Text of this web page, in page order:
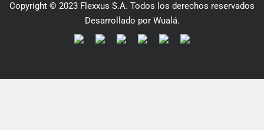
Copyright © 2023 Flexxus S.A. Todos los derechos reservados
Desarrollado por Wualá.